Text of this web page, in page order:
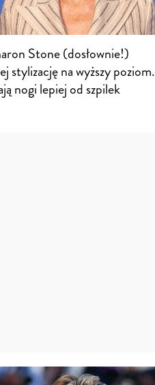
Stone (dosłownie!)
stylizację na wyższy poziom.
nogi lepiej od szpilek